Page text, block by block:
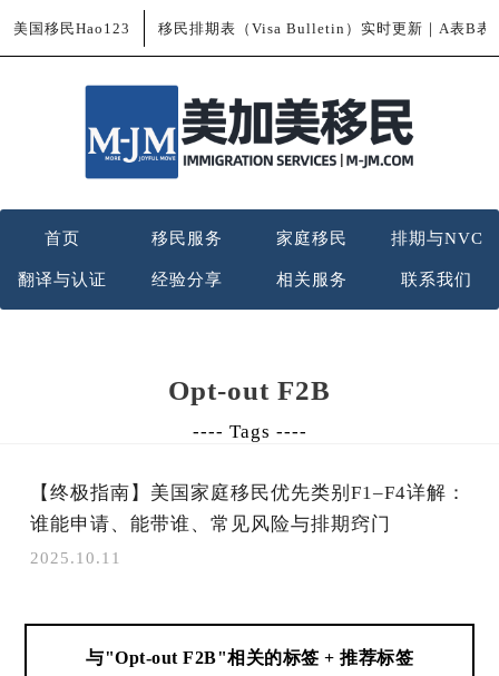
美国移民Hao123 移民排期表（Visa Bulletin）实时更新｜A表B表
首页 移民服务 家庭移民 排期与NVC
翻译与认证 经验分享 相关服务 联系我们
Opt-out F2B
---- Tags ----
【终极指南】美国家庭移民优先类别F1–F4详解：
谁能申请、能带谁、常见风险与排期窍门
2025.10.11
与"Opt-out F2B"相关的标签 + 推荐标签